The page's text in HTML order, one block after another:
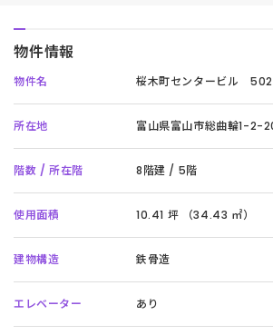
物件情報
物件名 桜木町センタービル 502
所在地 富山県富山市総曲輪1-2-
階数 / 所在階 8階建 / 5階
使用面積 10.41 坪 （34.43 ㎡）
建物構造 鉄骨造
エレベーター あり